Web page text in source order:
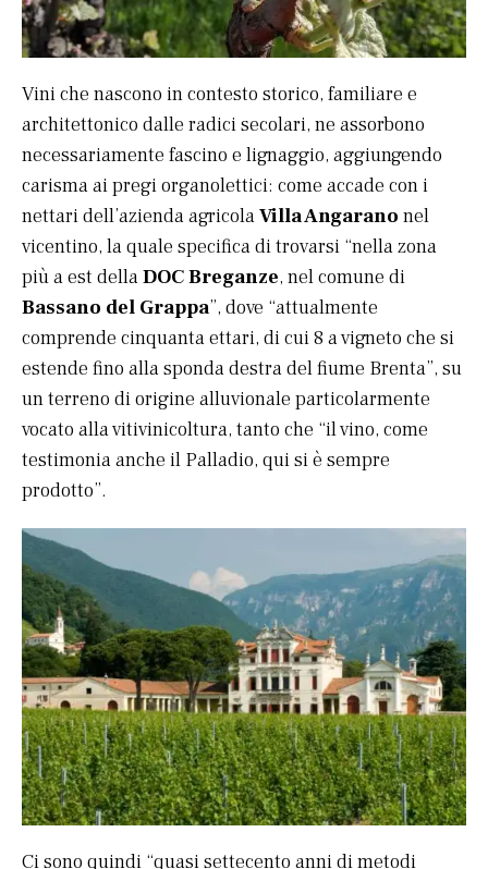
Vini che nascono in contesto storico, familiare e
architettonico dalle radici secolari, ne assorbono
necessariamente fascino e lignaggio, aggiungendo
carisma ai pregi organolettici: come accade con i
nettari dell’azienda agricolaVilla Angarano nel
vicentino, la quale specifica di trovarsi “nella zona
più a est dellaDOC Breganze, nel comune di
Bassano del Grappa”, dove “attualmente
comprende cinquanta ettari, di cui 8 a vigneto che si
estende fino alla sponda destra del fiume Brenta”, su
un terreno di origine alluvionale particolarmente
vocato alla vitivinicoltura, tanto che “il vino, come
testimonia anche il Palladio, qui si è sempre
prodotto”.
Ci sono quindi “quasi settecento anni di metodi